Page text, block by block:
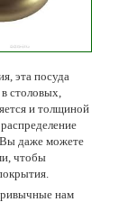
эта посуда
столовых,
и толщиной
Вы даже можете
чтобы
нам